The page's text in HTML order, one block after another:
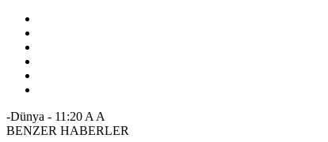
-Dünya - 11:20 A A
BENZER HABERLER